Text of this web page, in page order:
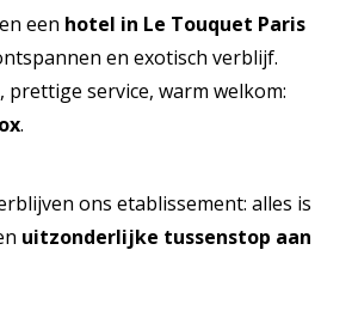
een hotel in Le Touquet Paris
en exotisch verblijf.
prettige service, warm welkom:
.
ons etablissement: alles is
uitzonderlijke tussenstop aan